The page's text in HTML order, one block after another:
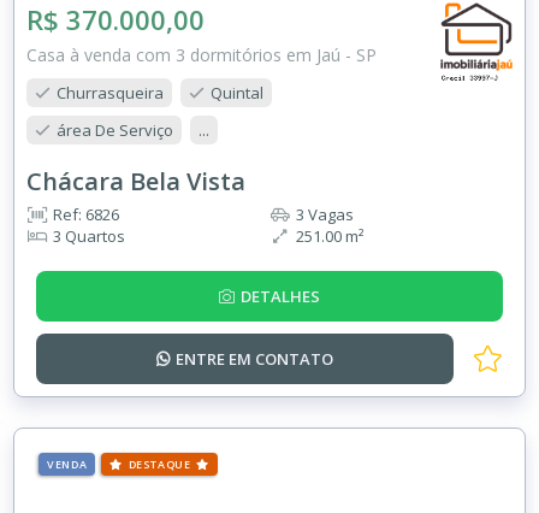
R$ 370.000,00
Casa à venda com 3 dormitórios em Jaú - SP
Churrasqueira
Quintal
área De Serviço
...
Chácara Bela Vista
Ref: 6826
3 Quartos
3 Vagas
251.00 m²
DETALHES
ENTRE EM CONTATO
VENDA DESTAQUE